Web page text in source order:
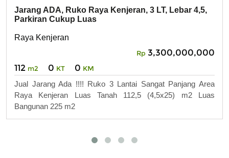
Jarang ADA, Ruko Raya Kenjeran, 3 LT, Lebar 4,5,
Parkiran Cukup Luas
Raya Kenjeran
Rp 3,300,000,000
112 m2 0 KT 0 KM
Jual Jarang Ada !!!! Ruko 3 Lantai Sangat Panjang Area
Raya Kenjeran Luas Tanah 112,5 (4,5x25) m2 Luas
Bangunan 225 m2